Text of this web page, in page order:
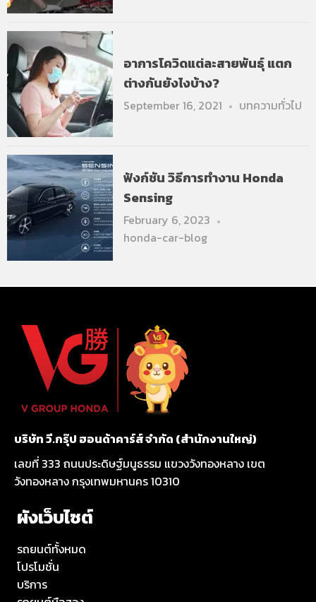
อาการโควิดแต่ละสายพันธุ์ แตก
ต่างกันยังไงบ้าง?
September 16, 2021 บทความทั่วไป
ฟังก์ชัน วิธีการทำงาน Honda
Sensing
February 6, 2023
honda-car-blog
บริษัท วี.กรุ๊ป ฮอนด้าคาร์ส์ จำกัด (สำนักงานใหญ่)
เลขที่ 333 ถนนประดิษฐ์มนูธรรม แขวงวังทองหลาง เขต
วังทองหลาง กรุงเทพมหานคร 10310
ผังเว็บไซต์
รถยนต์ทั้งหมด
โปรโมชั่น
บริการ